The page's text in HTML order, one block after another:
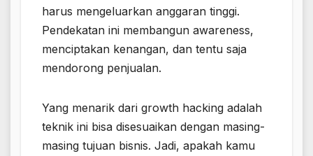
harus mengeluarkan anggaran tinggi.
Pendekatan ini membangun awareness,
menciptakan kenangan, dan tentu saja
mendorong penjualan.
Yang menarik dari growth hacking adalah
teknik ini bisa disesuaikan dengan masing-
masing tujuan bisnis. Jadi, apakah kamu